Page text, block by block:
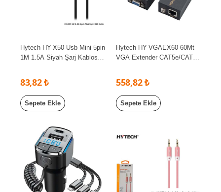
Hytech HY-X50 Usb Mini 5pin
1M 1.5A Siyah Şarj Kablosu
83,82 ₺
Sepete Ekle
Hytech HY-VGAEX60 60Mt
VGA Extender CAT5e/CAT6
558,82 ₺
Sepete Ekle